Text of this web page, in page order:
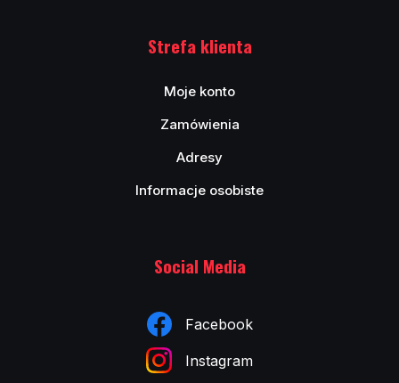
Strefa klienta
Moje konto
Zamówienia
Adresy
Informacje osobiste
Social Media
Facebook
Instagram